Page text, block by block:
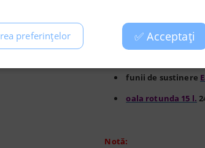
ventilator de
20cm4 buc.
termohigrometru
funii de sustinere
oala rotunda 15 l.
Notă:
✅ Acceptați
preferințelor